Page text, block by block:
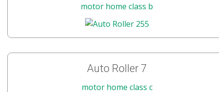
motor home class b
Auto Roller 7
motor home class c